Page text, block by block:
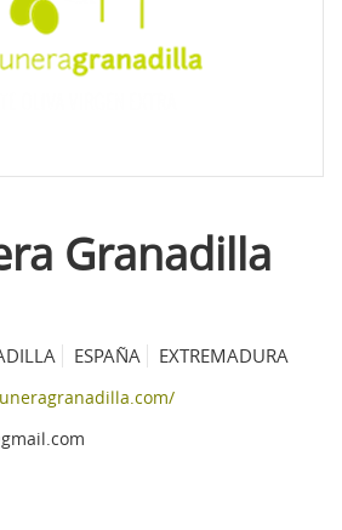
Granadilla
ESPAÑA EXTREMADURA